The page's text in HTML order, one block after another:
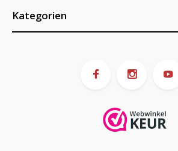
Kategorien